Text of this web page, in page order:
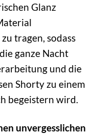
Glanz
tragen, sodass
ganze Nacht
und die
Shorty zu einem
begeistern wird.
unvergesslichen